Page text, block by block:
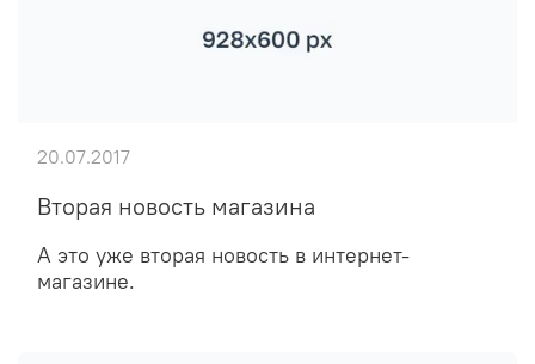
Вторая новость магазина
А это уже вторая новость в интернет-
магазине.
20.07.2017